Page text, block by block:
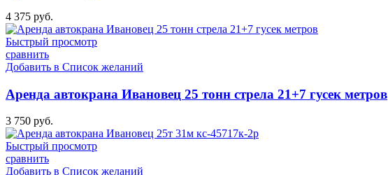
4 375 руб.
Быстрый просмотр
сравнить
Добавить в Список желаний
Аренда автокрана Ивановец 25 тонн стрела 21+7 гусек метров
3 750 руб.
Быстрый просмотр
сравнить
Добавить в Список желаний